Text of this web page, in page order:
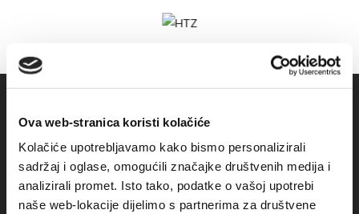
Ova web-stranica koristi kolačiće
Kolačiće upotrebljavamo kako bismo personalizirali
sadržaj i oglase, omogućili značajke društvenih medija i
analizirali promet. Isto tako, podatke o vašoj upotrebi
naše web-lokacije dijelimo s partnerima za društvene